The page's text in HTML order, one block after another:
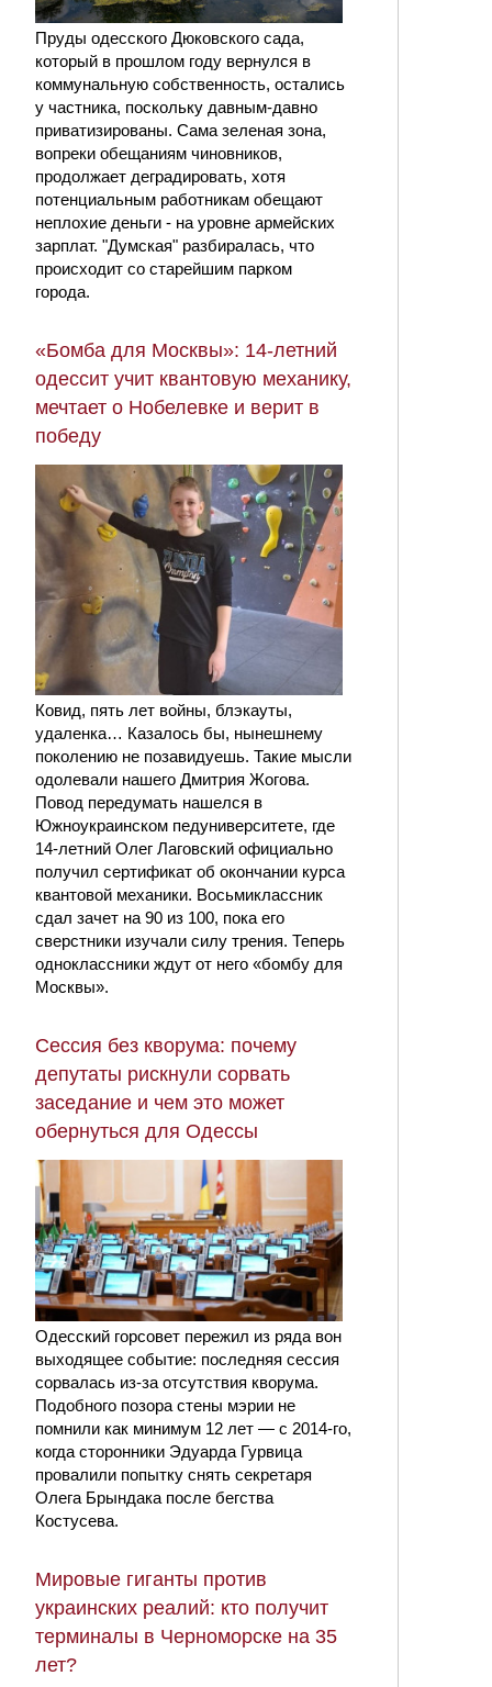
Пруды одесского Дюковского сада,
который в прошлом году вернулся в
коммунальную собственность, остались
у частника, поскольку давным-давно
приватизированы. Сама зеленая зона,
вопреки обещаниям чиновников,
продолжает деградировать, хотя
потенциальным работникам обещают
неплохие деньги - на уровне армейских
зарплат. "Думская" разбиралась, что
происходит со старейшим парком
города.
«Бомба для Москвы»: 14-летний
одессит учит квантовую механику,
мечтает о Нобелевке и верит в
победу
Ковид, пять лет войны, блэкауты,
удаленка… Казалось бы, нынешнему
поколению не позавидуешь. Такие мысли
одолевали нашего Дмитрия Жогова.
Повод передумать нашелся в
Южноукраинском педуниверситете, где
14-летний Олег Лаговский официально
получил сертификат об окончании курса
квантовой механики. Восьмиклассник
сдал зачет на 90 из 100, пока его
сверстники изучали силу трения. Теперь
одноклассники ждут от него «бомбу для
Москвы».
Сессия без кворума: почему
депутаты рискнули сорвать
заседание и чем это может
обернуться для Одессы
Одесский горсовет пережил из ряда вон
выходящее событие: последняя сессия
сорвалась из-за отсутствия кворума.
Подобного позора стены мэрии не
помнили как минимум 12 лет — с 2014-го,
когда сторонники Эдуарда Гурвица
провалили попытку снять секретаря
Олега Брындака после бегства
Костусева.
Мировые гиганты против
украинских реалий: кто получит
терминалы в Черноморске на 35
лет?